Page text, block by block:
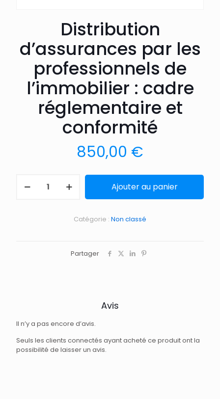
Distribution
d’assurances par les
professionnels de
l’immobilier : cadre
réglementaire et
conformité
850,00 €
Ajouter au panier
Catégorie : Non classé
Partager
Avis
Il n’y a pas encore d’avis.
Seuls les clients connectés ayant acheté ce produit ont la
possibilité de laisser un avis.